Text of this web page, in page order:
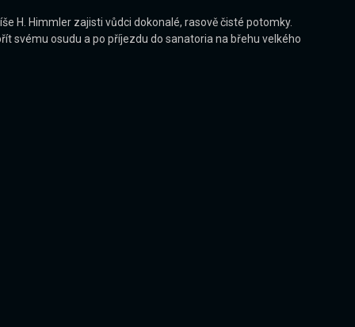
H. Himmler zajisti vůdci dokonalé, rasově čisté potomky.
svému osudu a po příjezdu do sanatoria na břehu velkého